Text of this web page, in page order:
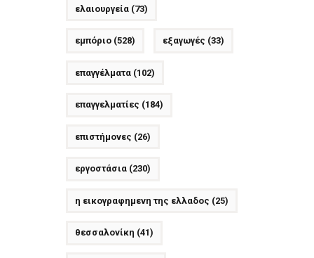
ελαιουργεία(73)
εμπόριο(528) εξαγωγές (33)
επαγγέλματα(102)
επαγγελματίες (184)
επιστήμονες (26)
εργοστάσια(230)
η εικογραφημενη της ελλαδος (25)
θεσσαλονίκη (41)